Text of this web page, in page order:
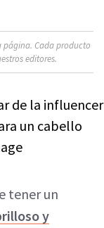
página. Cada producto
editores.
tener un
y